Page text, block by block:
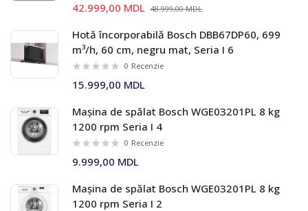
42.999,00 MDL 48.999,00 MDL
Hotă încorporabilă Bosch DBB67DP60, 699
m³/h, 60 cm, negru mat, Seria I 6
0 Recenzie
15.999,00 MDL
Mașina de spălat Bosch WGE03201PL 8 kg
1200 rpm Seria I 4
0 Recenzie
9.999,00 MDL
Mașina de spălat Bosch WGE03201PL 8 kg
1200 rpm Seria I 2